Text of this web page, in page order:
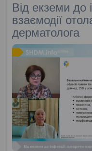
Від екземи до
взаємодії
дерматолога